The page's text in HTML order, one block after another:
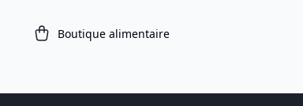
Boutique alimentaire